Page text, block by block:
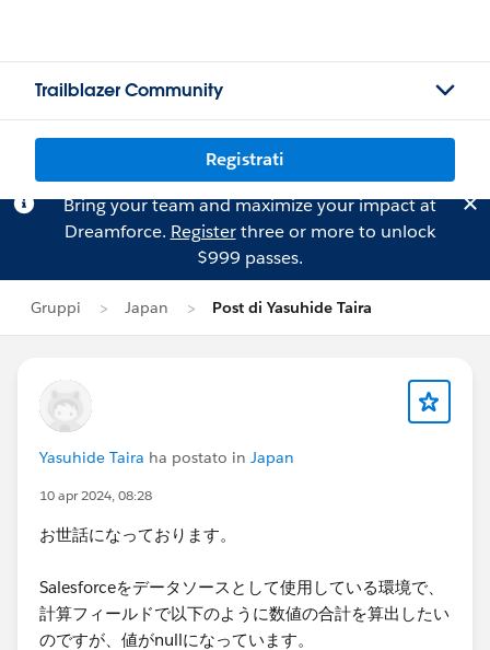
Trailblazer Community
Registrati
Bring your team and maximize your impact at
Dreamforce. Registerthree or more to unlock
$999 passes.
Gruppi Japan Post di Yasuhide Taira
Yasuhide Taira ha postato in Japan
10 apr 2024, 08:28
お世話になっております。
Salesforceをデータソースとして使用している環境で、
計算フィールドで以下のように数値の合計を算出したい
のですが、値がnullになっています。